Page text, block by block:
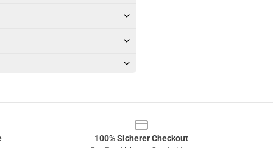
100% Sicherer Checkout